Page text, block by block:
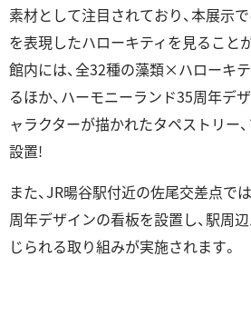
素材として注⽬されており、本展⽰
を表現したハローキティを見ること
館内には、全32種の藻類×ハローキ
るほか、ハーモニーランド35周年デ
ャラクターが描かれたタペストリー
設置!
また、JR暘⾕駅付近の佐尾交差点で
周年デザインの看板を設置し、駅周
じられる取り組みが実施されます。